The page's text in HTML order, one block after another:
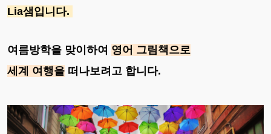
Lia샘입니다.
여름방학을 맞이하여 영어 그림책으로
세계 여행을 떠나보려고 합니다.